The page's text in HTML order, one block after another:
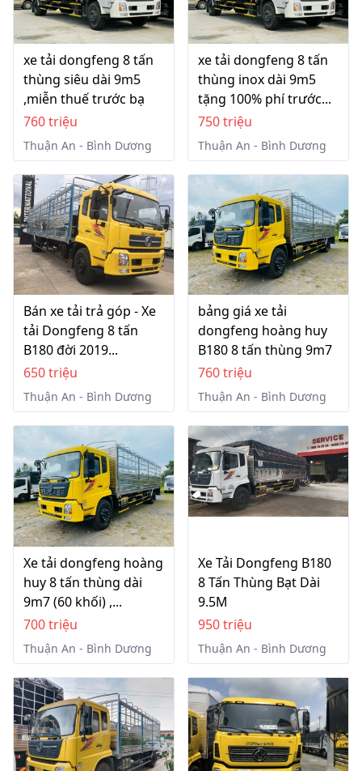
xe tải dongfeng 8 tấn
thùng siêu dài 9m5
,miễn thuế trước bạ
760 triệu
Thuận An - Bình Dương
xe tải dongfeng 8 tấn
thùng inox dài 9m5
tặng 100% phí trước...
750 triệu
Thuận An - Bình Dương
Bán xe tải trả góp - Xe
tải Dongfeng 8 tấn
B180 đời 2019...
650 triệu
Thuận An - Bình Dương
bảng giá xe tải
dongfeng hoàng huy
B180 8 tấn thùng 9m7
760 triệu
Thuận An - Bình Dương
Xe tải dongfeng hoàng
huy 8 tấn thùng dài
9m7 (60 khối) ,...
700 triệu
Thuận An - Bình Dương
Xe Tải Dongfeng B180
8 Tấn Thùng Bạt Dài
9.5M
950 triệu
Thuận An - Bình Dương